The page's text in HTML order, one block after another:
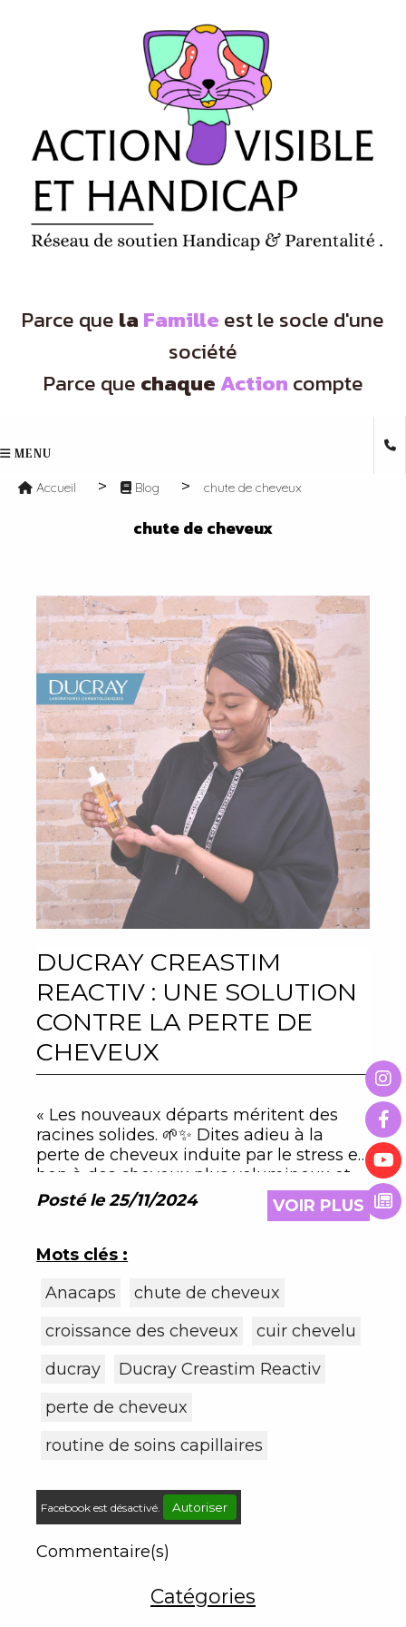
Parce que la Famille est le socle d'une
société
Parce que chaqueAction compte
MENU
Accueil Blog chute de cheveux
chute de cheveux
DUCRAY CREASTIM
REACTIV : UNE SOLUTION
CONTRE LA PERTE DE
CHEVEUX
« Les nouveaux départs méritent des
racines solides. 🌱✨ Dites adieu à la
perte de cheveux induite par le stress et
hop à des cheveux plus volumineux et
plus sain avec Ducray Creastim Reactiv.
Parce que chaque brin raconte une
Posté le 25/11/2024 VOIR PLUS
Mots clés :
Anacaps
chute de cheveux
croissance des cheveux
cuir chevelu
ducray
Ducray Creastim Reactiv
perte de cheveux
routine de soins capillaires
Facebook est désactivé. Autoriser
Commentaire(s)
Catégories